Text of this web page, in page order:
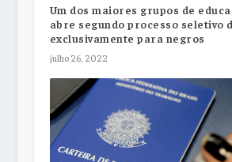
Um dos maiores grupos de
abre segundo processo seletivo
exclusivamente para negros
julho 26, 2022